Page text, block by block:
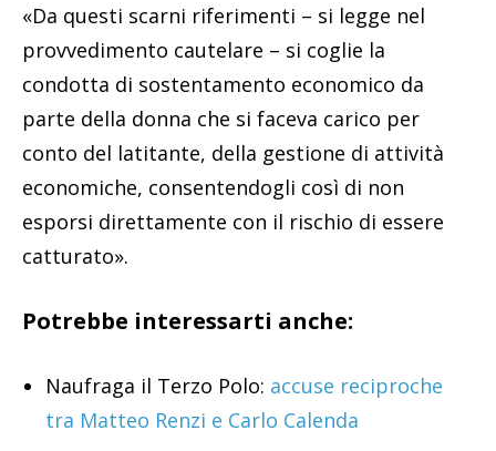
«Da questi scarni riferimenti – si legge nel
provvedimento cautelare – si coglie la
condotta di sostentamento economico da
parte della donna che si faceva carico per
conto del latitante, della gestione di attività
economiche, consentendogli così di non
esporsi direttamente con il rischio di essere
catturato».
Potrebbe interessarti anche:
Naufraga il Terzo Polo: accuse reciproche
tra Matteo Renzi e Carlo Calenda